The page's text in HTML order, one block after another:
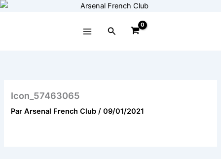
Aller
Rechercher
Icon_57463065
ParArsenal French Club/09/01/2021